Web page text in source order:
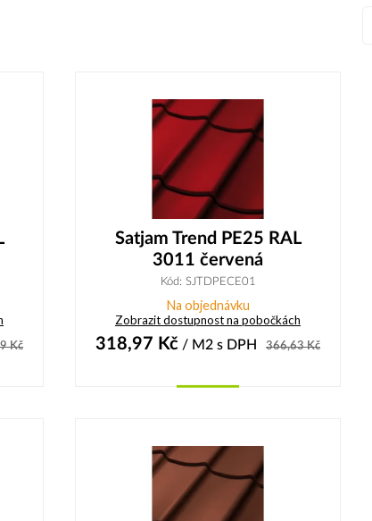
Kč
Satjam Trend PE25 RAL
3011 červená
Kód: SJTDPECE01
Na objednávku
Zobrazit dostupnost na pobočkách
318,97 Kč / M2 s DPH 366,63Kč